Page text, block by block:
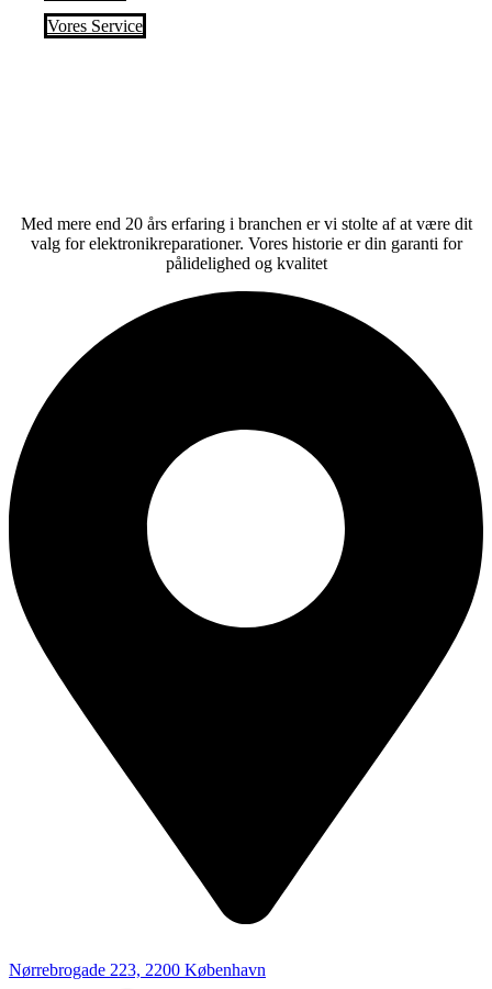
Vores Service
Med mere end 20 års erfaring i branchen er vi stolte af at være dit
valg for elektronikreparationer. Vores historie er din garanti for
pålidelighed og kvalitet
Nørrebrogade 223, 2200 København